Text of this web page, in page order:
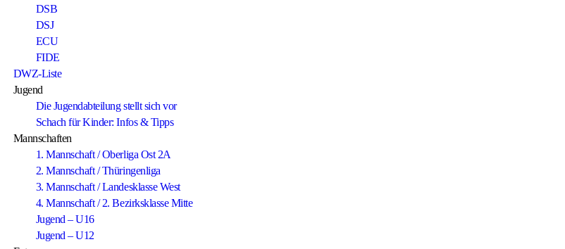
DSB
DSJ
ECU
FIDE
DWZ-Liste
Jugend
Die Jugendabteilung stellt sich vor
Schach für Kinder: Infos & Tipps
Mannschaften
1. Mannschaft / Oberliga Ost 2A
2. Mannschaft / Thüringenliga
3. Mannschaft / Landesklasse West
4. Mannschaft / 2. Bezirksklasse Mitte
Jugend – U16
Jugend – U12